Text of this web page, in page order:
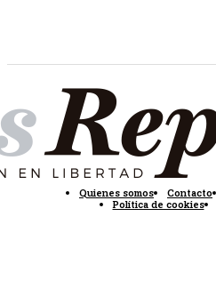
Quienes somos Contacto
Política de cookies